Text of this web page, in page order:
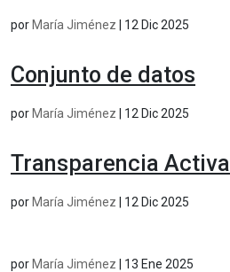
por María Jiménez 12 Dic 2025
Conjunto de datos
por María Jiménez 12 Dic 2025
Transparencia Activa
por María Jiménez 12 Dic 2025
por María Jiménez 13 Ene 2025